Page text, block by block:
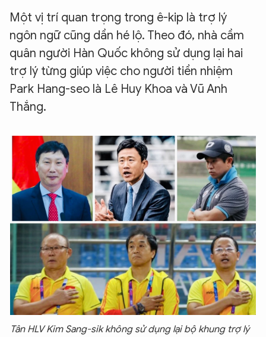
Một vị trí quan trọng trong ê-kip là trợ lý
ngôn ngữ cũng dần hé lộ. Theo đó, nhà cầm
quân người Hàn Quốc không sử dụng lại hai
trợ lý từng giúp việc cho người tiền nhiệm
Park Hang-seo là Lê Huy Khoa và Vũ Anh
Thắng.
Tân HLV Kim Sang-sik không sử dụng lại bộ khung trợ lý